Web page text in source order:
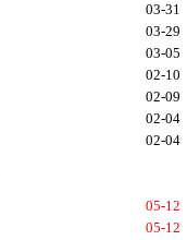
03-31
03-29
03-05
02-10
02-09
02-04
02-04
05-12
05-12